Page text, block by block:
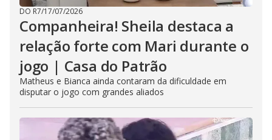
DO R7/17/07/2026
Companheira! Sheila destaca a
relação forte com Mari durante o
jogo | Casa do Patrão
Matheus e Bianca ainda contaram da dificuldade em
disputar o jogo com grandes aliados